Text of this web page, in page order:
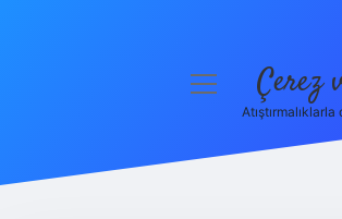
menüyü Çerez